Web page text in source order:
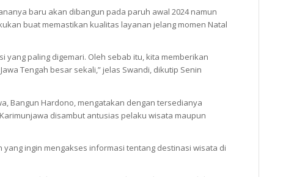
baru akan dibangun pada paruh awal 2024 namun
buat memastikan kualitas layanan jelang momen Natal
yang paling digemari. Oleh sebab itu, kita memberikan
Tengah besar sekali,” jelas Swandi, dikutip Senin
Bangun Hardono, mengatakan dengan tersedianya
disambut antusias pelaku wisata maupun
ingin mengakses informasi tentang destinasi wisata di